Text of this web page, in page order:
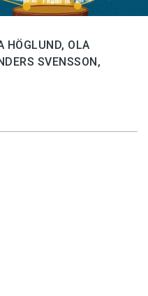
HÖGLUND, OLA
SVENSSON,